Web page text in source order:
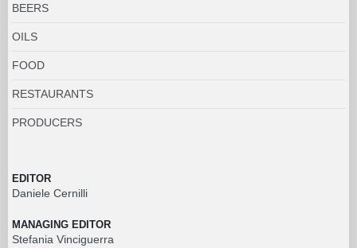
BEERS
OILS
FOOD
RESTAURANTS
PRODUCERS
EDITOR
Daniele Cernilli
MANAGING EDITOR
Stefania Vinciguerra